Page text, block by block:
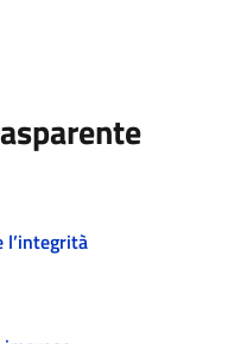
l’integrità